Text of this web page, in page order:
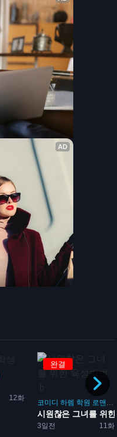
12화
완결
코미디 하렘 학원 로맨스
3일전 11화
시원찮은 그녀를 위